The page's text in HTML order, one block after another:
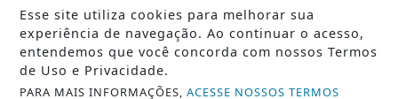
TERMOS DE USO E PRIVACIDADE
SOBRE
Esse site utiliza cookies para melhorar sua
experiência de navegação. Ao continuar o acesso,
entendemos que você concorda com nossos Termos
de Uso e Privacidade.
PARA MAIS INFORMAÇÕES,ACESSE NOSSOS TERMOS